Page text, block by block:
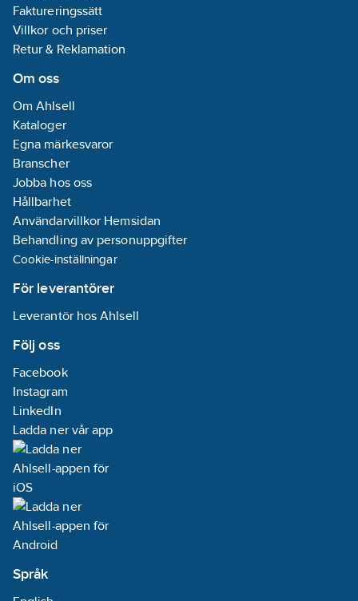
Faktureringssätt
Villkor och priser
Retur & Reklamation
Om oss
Om Ahlsell
Kataloger
Egna märkesvaror
Branscher
Jobba hos oss
Hållbarhet
Användarvillkor Hemsidan
Behandling av personuppgifter
Cookie-inställningar
För leverantörer
Leverantör hos Ahlsell
Följ oss
Facebook
Instagram
LinkedIn
Ladda ner vår app
Språk